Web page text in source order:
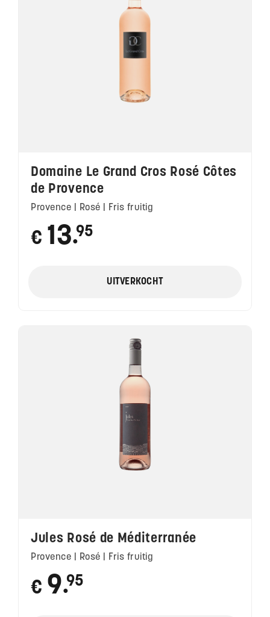
Domaine Le Grand Cros Rosé Côtes
de Provence
Provence | Rosé | Fris fruitig
€ 13●
95
UITVERKOCHT
Jules Rosé de Méditerranée
Provence | Rosé | Fris fruitig
€ 9●
95